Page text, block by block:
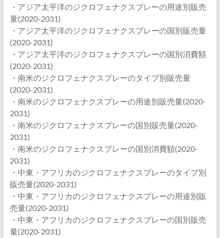
・アジア太平洋のジクロフェナクスプレーの用途別販売
量(2020-2031)
・アジア太平洋のジクロフェナクスプレーの国別販売量
(2020-2031)
・アジア太平洋のジクロフェナクスプレーの国別消費額
(2020-2031)
・南米のジクロフェナクスプレーのタイプ別販売量
(2020-2031)
・南米のジクロフェナクスプレーの用途別販売量(2020-
2031)
・南米のジクロフェナクスプレーの国別販売量(2020-
2031)
・南米のジクロフェナクスプレーの国別消費額(2020-
2031)
・中東・アフリカのジクロフェナクスプレーのタイプ別
販売量(2020-2031)
・中東・アフリカのジクロフェナクスプレーの用途別販
売量(2020-2031)
・中東・アフリカのジクロフェナクスプレーの国別販売
量(2020-2031)